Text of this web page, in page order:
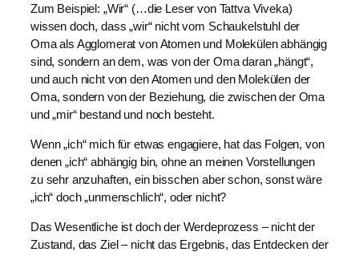
Zum Beispiel: „Wir“ (…die Leser von Tattva Viveka)
wissen doch, dass „wir“ nicht vom Schaukelstuhl der
Oma als Agglomerat von Atomen und Molekülen abhängig
sind, sondern an dem, was von der Oma daran „hängt“,
und auch nicht von den Atomen und den Molekülen der
Oma, sondern von der Beziehung, die zwischen der Oma
und „mir“ bestand und noch besteht.
Wenn „ich“ mich für etwas engagiere, hat das Folgen, von
denen „ich“ abhängig bin, ohne an meinen Vorstellungen
zu sehr anzuhaften, ein bisschen aber schon, sonst wäre
„ich“ doch „unmenschlich“, oder nicht?
Das Wesentliche ist doch der Werdeprozess – nicht der
Zustand, das Ziel – nicht das Ergebnis, das Entdecken der